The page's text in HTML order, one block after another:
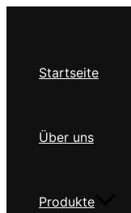
Startseite
Über uns
Produkte